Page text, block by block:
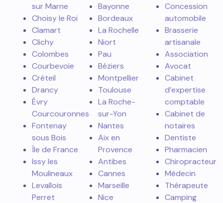
sur Marne
Choisy le Roi
Clamart
Clichy
Colombes
Courbevoie
Créteil
Drancy
Évry
Courcouronnes
Fontenay
sous Bois
Île de France
Issy les
Moulineaux
Levallois
Perret
Bayonne
Bordeaux
La Rochelle
Niort
Pau
Béziers
Montpellier
Toulouse
La Roche-
sur-Yon
Nantes
Aix en
Provence
Antibes
Cannes
Marseille
Nice
Concession
automobile
Brasserie
artisanale
Association
Avocat
Cabinet
d’expertise
comptable
Cabinet de
notaires
Dentiste
Pharmacien
Chiropracteur
Médecin
Thérapeute
Camping